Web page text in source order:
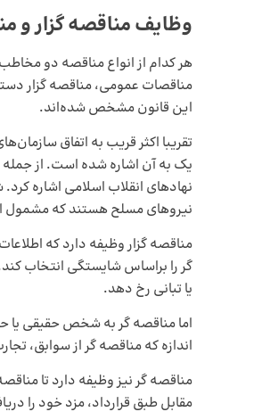
وظایف مناقصه‌گزار و
این قانون مشخص شده‌اند.
تقریبا اکثر قریب به اتفاق
یک به آن اشاره شده است. از
نهادهای انقلاب اسلامی اشاره
نیروهای مسلح هستند که مشمول
مناقصه ‌گزار وظیفه دارد که
‌گر را براساس شایستگی انتخاب
یا تبانی رخ دهد.
اما مناقصه ‌گر به شخص حقیقی یا
اندازه که مناقصه ‌گر از سوابق،
مناقصه‌ گر نیز وظیفه دارد تا
مقابل طبق قرارداد، مزد خود را